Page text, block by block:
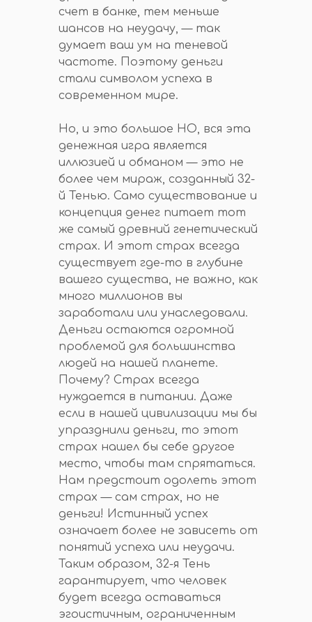
счет в банке, тем меньше
шансов на неудачу, — так
думает ваш ум на теневой
частоте. Поэтому деньги
стали символом успеха в
современном мире.
Но, и это большое НО, вся эта
денежная игра является
иллюзией и обманом — это не
более чем мираж, созданный 32-
й Тенью. Само существование и
концепция денег питает тот
же самый древний генетический
страх. И этот страх всегда
существует где-то в глубине
вашего существа, не важно, как
много миллионов вы
заработали или унаследовали.
Деньги остаются огромной
проблемой для большинства
людей на нашей планете.
Почему? Страх всегда
нуждается в питании. Даже
если в нашей цивилизации мы бы
упразднили деньги, то этот
страх нашел бы себе другое
место, чтобы там спрятаться.
Нам предстоит одолеть этот
страх — сам страх, но не
деньги! Истинный успех
означает более не зависеть от
понятий успеха или неудачи.
Таким образом, 32-я Тень
гарантирует, что человек
будет всегда оставаться
эгоистичным, ограниченным